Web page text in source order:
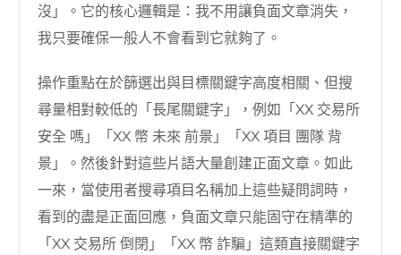
沒」。它的核心邏輯是：我不用讓負面文章消失，
我只要確保一般人不會看到它就夠了。
操作重點在於篩選出與目標關鍵字高度相關、但搜
尋量相對較低的「長尾關鍵字」，例如「XX 交易所
安全 嗎」「XX 幣 未來 前景」「XX 項目 團隊 背
景」。然後針對這些片語大量創建正面文章。如此
一來，當使用者搜尋項目名稱加上這些疑問詞時，
看到的盡是正面回應，負面文章只能固守在精準的
「XX 交易所 倒閉」「XX 幣 詐騙」這類直接關鍵字